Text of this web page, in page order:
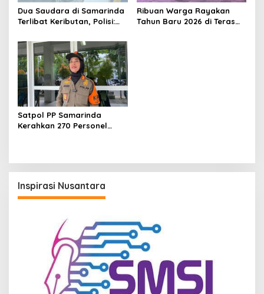
Dua Saudara di Samarinda
Terlibat Keributan, Polisi:
Tua
Ribuan Warga Rayakan
Tahun Baru 2026 di Teras
Satpol PP Samarinda
Kerahkan 270 Personel
Inspirasi Nusantara